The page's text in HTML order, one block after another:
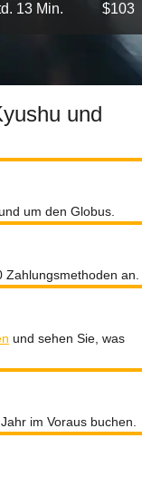
13 Min. $103
und
um den Globus.
an.
und sehen Sie, was
im Voraus buchen.